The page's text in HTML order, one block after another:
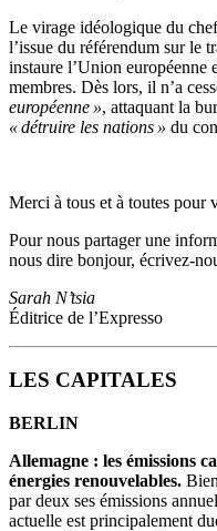
Le virage idéologique du
l’issue du référendum sur le
instaure l’Union européenne
membres. Dès lors, il n’a
européenne », attaquant la
« détruire les nations » du
Merci à tous et à toutes pour
Pour nous partager une
nous dire bonjour, écrivez-
Sarah N’tsia
Éditrice de l’Expresso
LES CAPITALES
BERLIN
Allemagne : les émissions
énergies renouvelables.
par deux ses émissions
actuelle est principalement